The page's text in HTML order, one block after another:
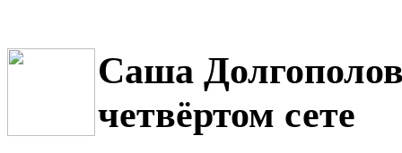
Саша
четвёртом сете